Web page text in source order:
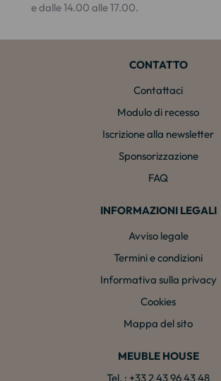
e dalle 14.00 alle 17.00.
CONTATTO
Contattaci
Modulo di recesso
Iscrizione alla newsletter
Sponsorizzazione
FAQ
INFORMAZIONI LEGALI
Avviso legale
Termini e condizioni
Informativa sulla privacy
Cookies
Mappa del sito
MEUBLE HOUSE
Tel. : +33 2 43 96 43 48